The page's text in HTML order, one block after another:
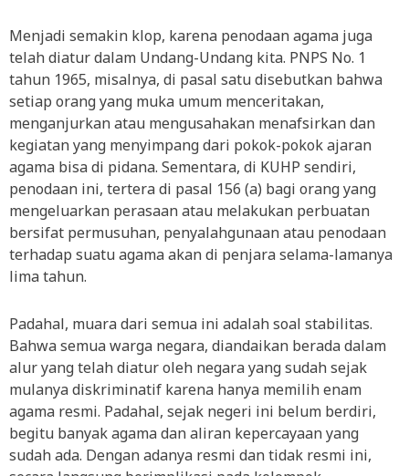
Menjadi semakin klop, karena penodaan agama juga
telah diatur dalam Undang-Undang kita. PNPS No. 1
tahun 1965, misalnya, di pasal satu disebutkan bahwa
setiap orang yang muka umum menceritakan,
menganjurkan atau mengusahakan menafsirkan dan
kegiatan yang menyimpang dari pokok-pokok ajaran
agama bisa di pidana. Sementara, di KUHP sendiri,
penodaan ini, tertera di pasal 156 (a) bagi orang yang
mengeluarkan perasaan atau melakukan perbuatan
bersifat permusuhan, penyalahgunaan atau penodaan
terhadap suatu agama akan di penjara selama-lamanya
lima tahun.
Padahal, muara dari semua ini adalah soal stabilitas.
Bahwa semua warga negara, diandaikan berada dalam
alur yang telah diatur oleh negara yang sudah sejak
mulanya diskriminatif karena hanya memilih enam
agama resmi. Padahal, sejak negeri ini belum berdiri,
begitu banyak agama dan aliran kepercayaan yang
sudah ada. Dengan adanya resmi dan tidak resmi ini,